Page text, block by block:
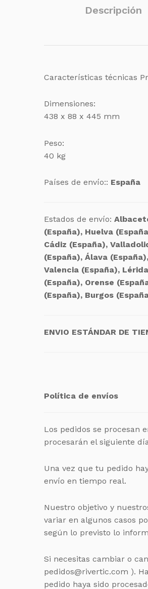
Descripción
Características técnicas
Dimensiones:
438 x 88 x 445 mm
Peso:
40 kg
Países de envío:: España
Estados de envío:
(España), Huelva
Cádiz (España),
(España), Álava
Valencia (España),
(España), Orense
(España), Burgos
ENVIO ESTÁNDAR DE
Política de envíos
Los pedidos se procesan
procesarán el siguiente
Una vez que tu pedido
envío en tiempo real.
Nuestro objetivo y
variar en algunos casos
según lo previsto lo
Si necesitas cambiar o
pedidos@rivertic.com ).
pedido haya sido